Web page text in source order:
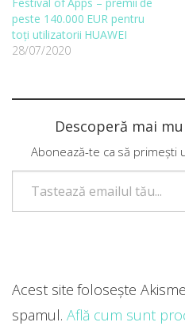
Festival of Apps – premii de
peste 140.000 EUR pentru
toți utilizatorii HUAWEI
28/07/2020
Descoperă mai
Abonează-te ca să primești
Tastează emailul tău...
Acest site folosește
spamul. Află cum sunt